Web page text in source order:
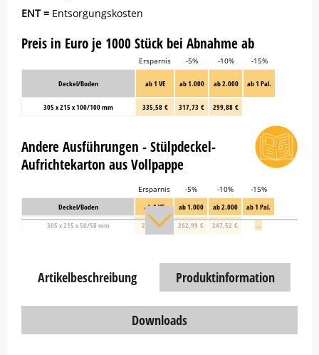
ENT = Entsorgungskosten
Preis in Euro je 1000 Stück bei Abnahme ab
Ersparnis -5% -10% -15%
Deckel/Boden ab 1 VE ab 1.000 ab 2.000 ab 1 Pal.
305 x 215 x 100/100 mm 335,58 € 317,73 € 299,88 €
Andere Ausführungen - Stülpdeckel-
Aufrichtekarton aus Vollpappe
Ersparnis -5% -10%
-15%
Deckel/Boden
ab 1 VE ab 1.000 ab 2.000
ab 1 Pal.
305 x 215 x 50/50 mm
277,27 € 262,99 € 247,52 € →
Artikelbeschreibung Produktinformation
Downloads